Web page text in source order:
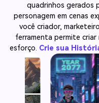
quadrinhos gerados
personagem em cenas
você criador,
ferramenta permite criar
esforço. Crie sua